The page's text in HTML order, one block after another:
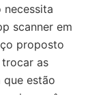
necessita
scanner em
proposto
as
que estão